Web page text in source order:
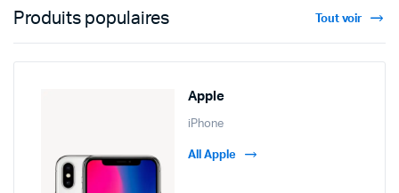
Produits populaires Tout voir
Apple
iPhone
All Apple